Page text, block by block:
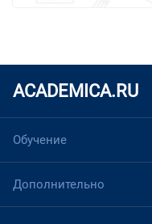
ACADEMICA.RU
Обучение
Дополнительно